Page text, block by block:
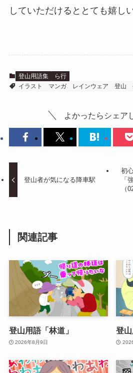
していただけるととても嬉し
登山用語集
ら行
イラスト
マンガ レインウェア 登山
よかったらシェア
登山者が気になる降車駅
初
「
（
関連記事
登山用語「林道」
2026年8月9日
登山